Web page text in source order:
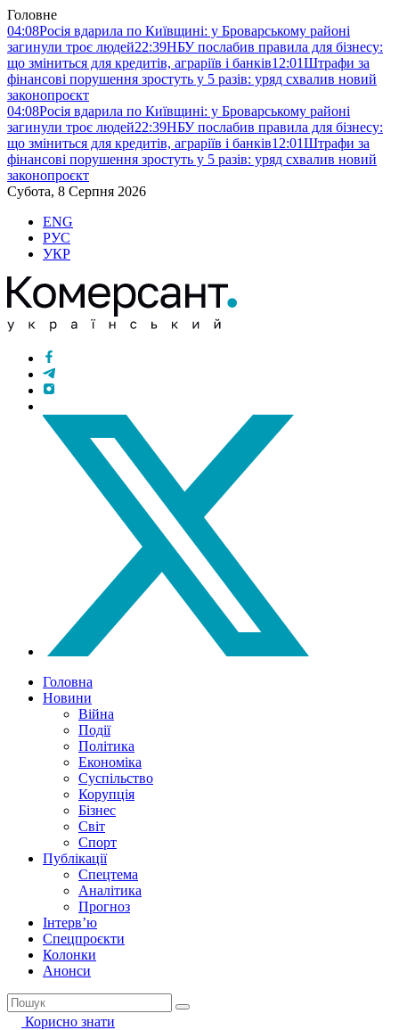
Головне
04:08Росія вдарила по Київщині: у Броварському районі
загинули троє людей22:39НБУ послабив правила для бізнесу:
що зміниться для кредитів, аграріїв і банків12:01Штрафи за
фінансові порушення зростуть у 5 разів: уряд схвалив новий
законопроєкт
04:08Росія вдарила по Київщині: у Броварському районі
загинули троє людей22:39НБУ послабив правила для бізнесу:
що зміниться для кредитів, аграріїв і банків12:01Штрафи за
фінансові порушення зростуть у 5 разів: уряд схвалив новий
законопроєкт
Субота, 8 Серпня 2026
ENG
РУС
УКР
Головна
Новини
Війна
Події
Політика
Економіка
Суспільство
Корупція
Бізнес
Світ
Спорт
Публікації
Спецтема
Аналітика
Прогноз
Інтерв’ю
Спецпроєкти
Колонки
Анонси
Корисно знати